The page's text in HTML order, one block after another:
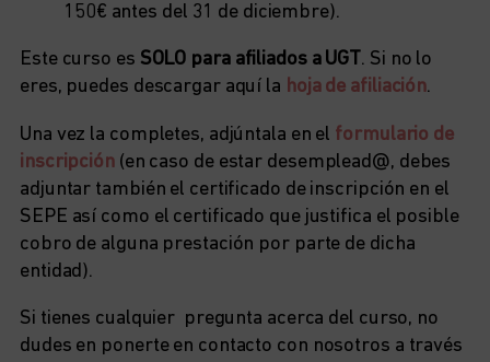
150€ antes del 31 de diciembre).
Este curso es SOLO para afiliados a UGT . Si no lo
eres, puedes descargar aquí la hoja de afiliación.
Una vez la completes, adjúntala en el formulario de
inscripción(en caso de estar desemplead@, debes
adjuntar también el certificado de inscripción en el
SEPE así como el certificado que justifica el posible
cobro de alguna prestación por parte de dicha
entidad).
Si tienes cualquier pregunta acerca del curso, no
dudes en ponerte en contacto con nosotros a través